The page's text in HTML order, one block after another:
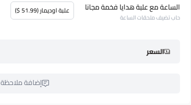
الساعة مع علبة هدايا فخمة مجانا
حاب تضيف ملحقات الساعة
علبة اوديمار (51.99 $)
السعر
إضافة ملاحظة